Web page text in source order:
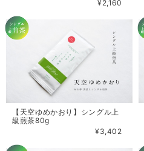
¥2,160
【天空ゆめかおり】シングル上
級煎茶80g
¥3,402